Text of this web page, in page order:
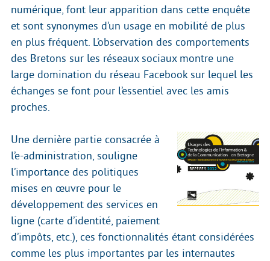
numérique, font leur apparition dans cette enquête
et sont synonymes d’un usage en mobilité de plus
en plus fréquent. L’observation des comportements
des Bretons sur les réseaux sociaux montre une
large domination du réseau Facebook sur lequel les
échanges se font pour l’essentiel avec les amis
proches.
Une dernière partie consacrée à
l’e-administration, souligne
l’importance des politiques
mises en œuvre pour le
développement des services en
ligne (carte d’identité, paiement
d’impôts, etc.), ces fonctionnalités étant considérées
comme les plus importantes par les internautes